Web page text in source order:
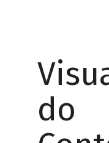
do